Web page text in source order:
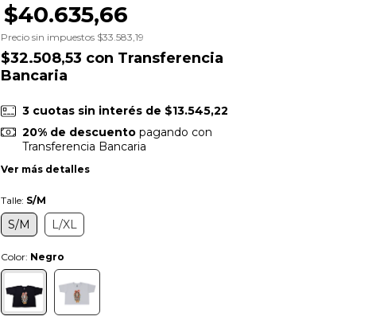
$40.635,66
Precio sin impuestos $33.583,19
$32.508,53 con Transferencia
Bancaria
3 cuotas sin interés de $13.545,22
20% de descuentopagando con
Transferencia Bancaria
Ver más detalles
Talle: S/M
S/M L/XL
Color: Negro